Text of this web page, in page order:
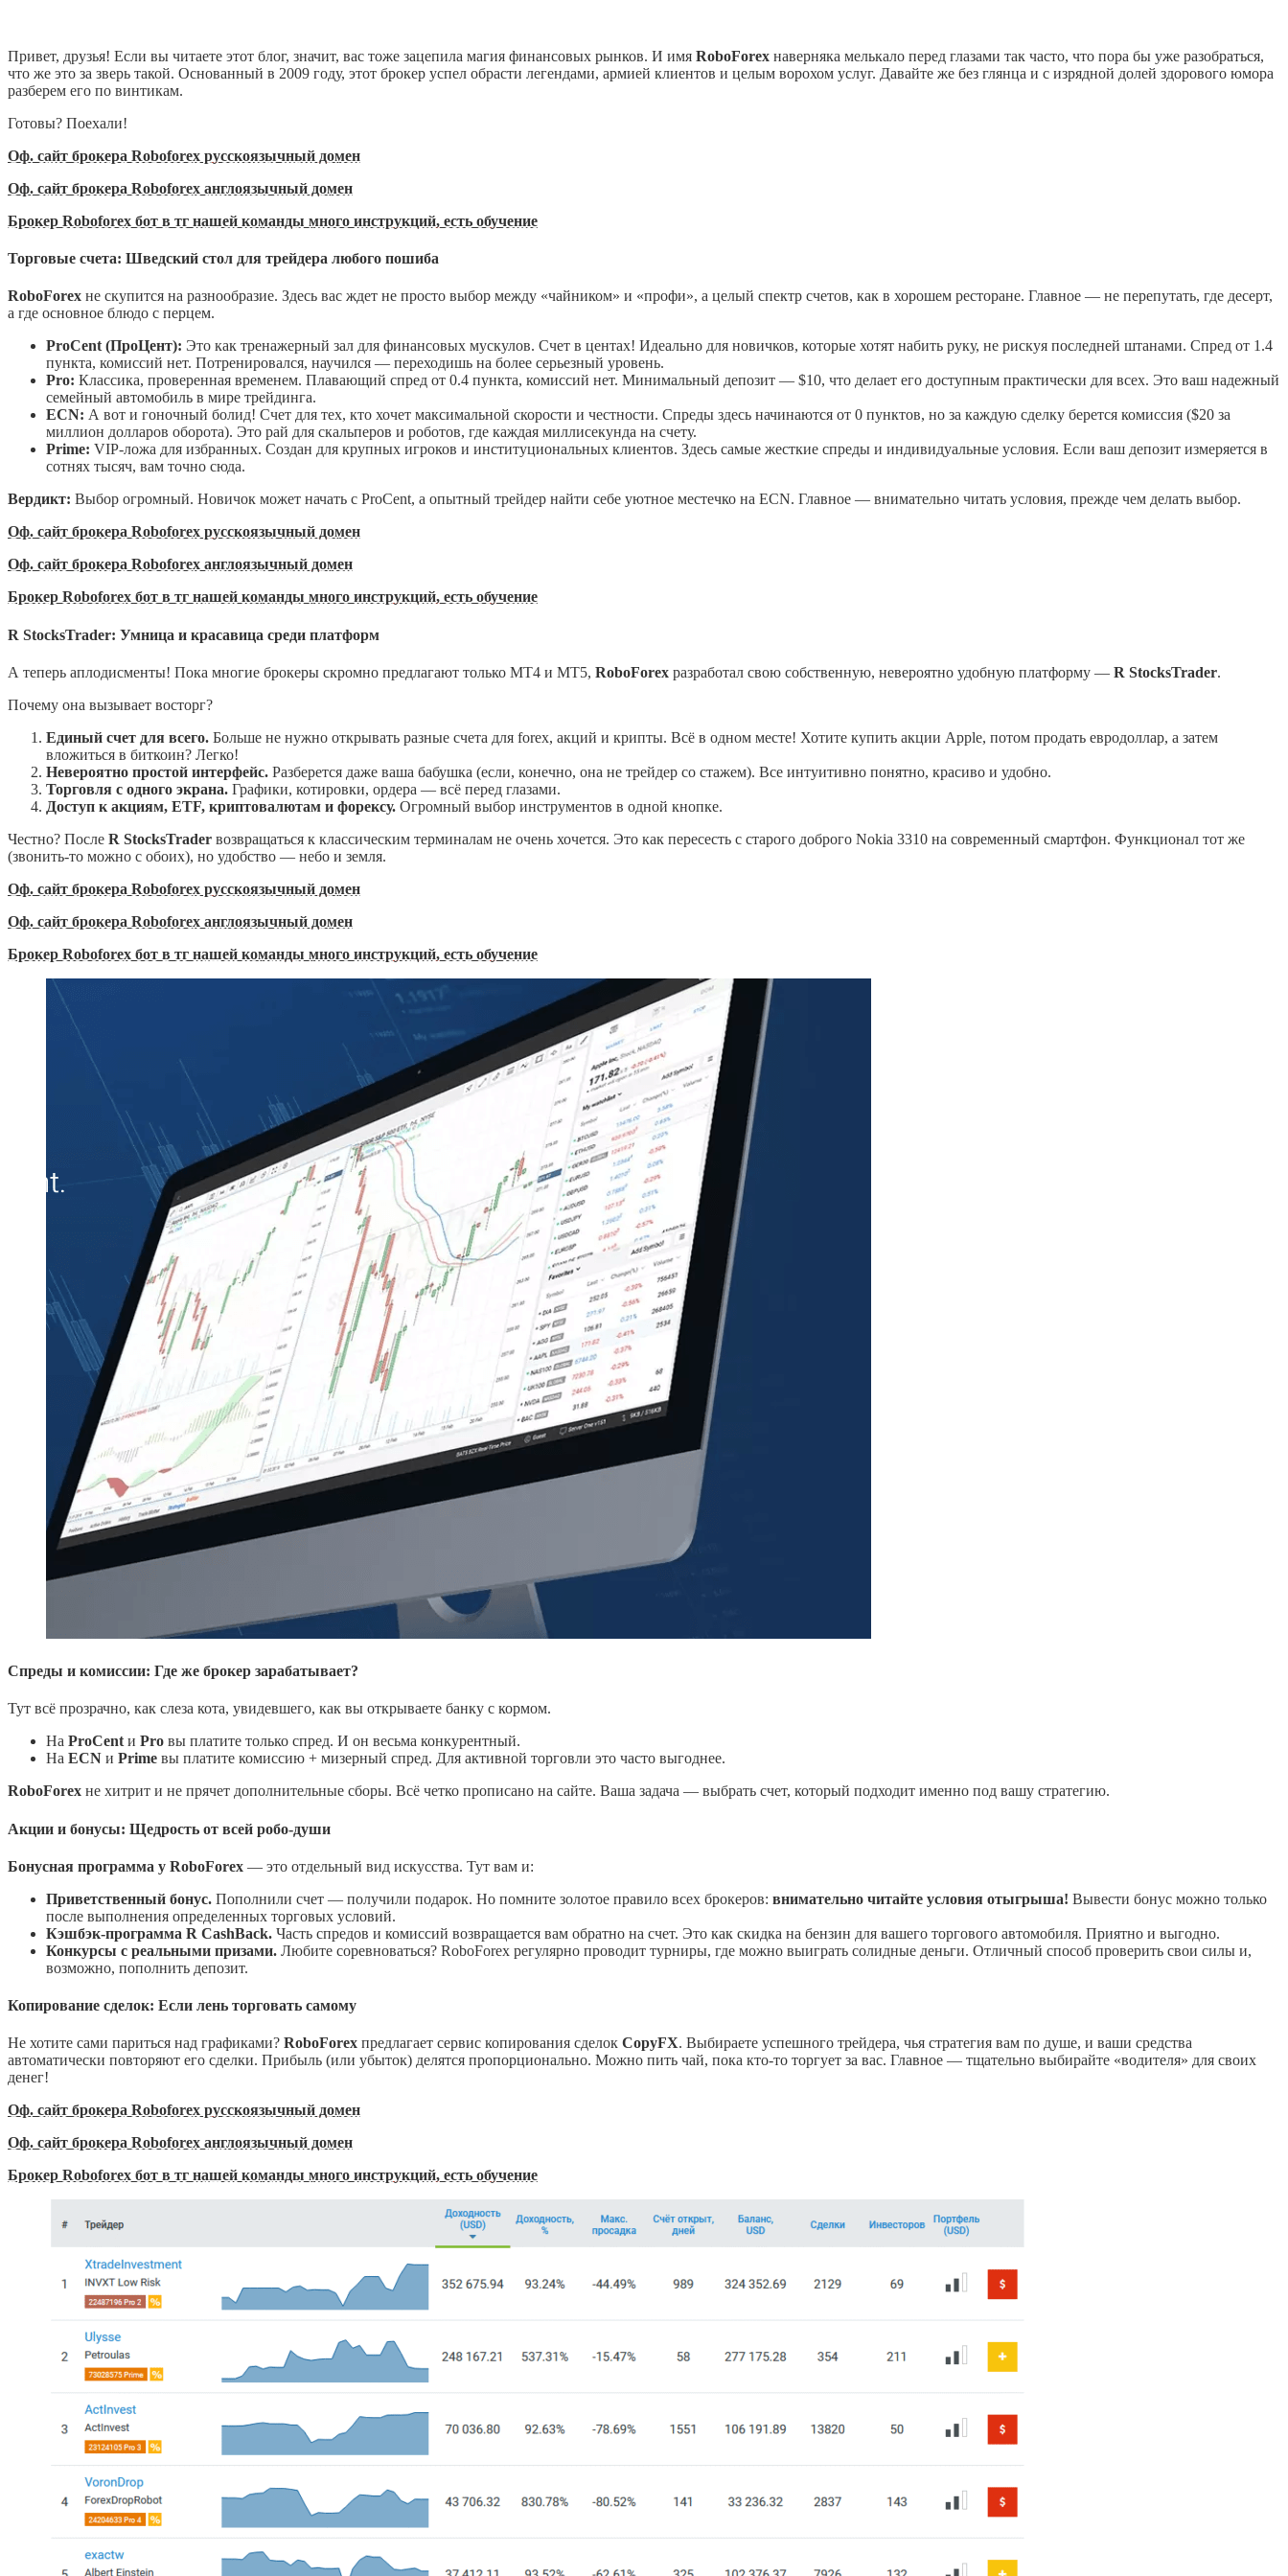
Привет, друзья! Если вы читаете этот блог, значит, вас тоже зацепила магия финансовых рынков. И имя RoboForex наверняка мелькало перед глазами так часто, что пора бы уже разобраться,
что же это за зверь такой. Основанный в 2009 году, этот брокер успел обрасти легендами, армией клиентов и целым ворохом услуг. Давайте же без глянца и с изрядной долей здорового юмора
разберем его по винтикам.
Готовы? Поехали!
Оф. сайт брокера Roboforex русскоязычный домен
Оф. сайт брокера Roboforex англоязычный домен
Брокер Roboforex бот в тг нашей команды много инструкций, есть обучение
Торговые счета: Шведский стол для трейдера любого пошиба
RoboForex не скупится на разнообразие. Здесь вас ждет не просто выбор между «чайником» и «профи», а целый спектр счетов, как в хорошем ресторане. Главное — не перепутать, где десерт,
а где основное блюдо с перцем.
ProCent (ПроЦент): Это как тренажерный зал для финансовых мускулов. Счет в центах! Идеально для новичков, которые хотят набить руку, не рискуя последней штанами. Спред от 1.4
пункта, комиссий нет. Потренировался, научился — переходишь на более серьезный уровень.
Pro: Классика, проверенная временем. Плавающий спред от 0.4 пункта, комиссий нет. Минимальный депозит — $10, что делает его доступным практически для всех. Это ваш надежный
семейный автомобиль в мире трейдинга.
ECN: А вот и гоночный болид! Счет для тех, кто хочет максимальной скорости и честности. Спреды здесь начинаются от 0 пунктов, но за каждую сделку берется комиссия ($20 за
миллион долларов оборота). Это рай для скальперов и роботов, где каждая миллисекунда на счету.
Prime: VIP-ложа для избранных. Создан для крупных игроков и институциональных клиентов. Здесь самые жесткие спреды и индивидуальные условия. Если ваш депозит измеряется в
сотнях тысяч, вам точно сюда.
Вердикт: Выбор огромный. Новичок может начать с ProCent, а опытный трейдер найти себе уютное местечко на ECN. Главное — внимательно читать условия, прежде чем делать выбор.
Оф. сайт брокера Roboforex русскоязычный домен
Оф. сайт брокера Roboforex англоязычный домен
Брокер Roboforex бот в тг нашей команды много инструкций, есть обучение
R StocksTrader: Умница и красавица среди платформ
А теперь аплодисменты! Пока многие брокеры скромно предлагают только MT4 и MT5, RoboForex разработал свою собственную, невероятно удобную платформу — R StocksTrader.
Почему она вызывает восторг?
Единый счет для всего. Больше не нужно открывать разные счета для forex, акций и крипты. Всё в одном месте! Хотите купить акции Apple, потом продать евродоллар, а затем
вложиться в биткоин? Легко!
Невероятно простой интерфейс. Разберется даже ваша бабушка (если, конечно, она не трейдер со стажем). Все интуитивно понятно, красиво и удобно.
Торговля с одного экрана. Графики, котировки, ордера — всё перед глазами.
Доступ к акциям, ETF, криптовалютам и форексу. Огромный выбор инструментов в одной кнопке.
Честно? После R StocksTrader возвращаться к классическим терминалам не очень хочется. Это как пересесть с старого доброго Nokia 3310 на современный смартфон. Функционал тот же
(звонить-то можно с обоих), но удобство — небо и земля.
Оф. сайт брокера Roboforex русскоязычный домен
Оф. сайт брокера Roboforex англоязычный домен
Брокер Roboforex бот в тг нашей команды много инструкций, есть обучение
Спреды и комиссии: Где же брокер зарабатывает?
Тут всё прозрачно, как слеза кота, увидевшего, как вы открываете банку с кормом.
На ProCentи Pro вы платите только спред. И он весьма конкурентный.
На ECN и Prime вы платите комиссию + мизерный спред. Для активной торговли это часто выгоднее.
RoboForex не хитрит и не прячет дополнительные сборы. Всё четко прописано на сайте. Ваша задача — выбрать счет, который подходит именно под вашу стратегию.
Акции и бонусы: Щедрость от всей робо-души
Бонусная программа у RoboForex — это отдельный вид искусства. Тут вам и:
Приветственный бонус. Пополнили счет — получили подарок. Но помните золотое правило всех брокеров: внимательно читайте условия отыгрыша! Вывести бонус можно только
после выполнения определенных торговых условий.
Кэшбэк-программа R CashBack. Часть спредов и комиссий возвращается вам обратно на счет. Это как скидка на бензин для вашего торгового автомобиля. Приятно и выгодно.
Конкурсы с реальными призами. Любите соревноваться? RoboForex регулярно проводит турниры, где можно выиграть солидные деньги. Отличный способ проверить свои силы и,
возможно, пополнить депозит.
Копирование сделок: Если лень торговать самому
Не хотите сами париться над графиками? RoboForex предлагает сервис копирования сделок CopyFX. Выбираете успешного трейдера, чья стратегия вам по душе, и ваши средства
автоматически повторяют его сделки. Прибыль (или убыток) делятся пропорционально. Можно пить чай, пока кто-то торгует за вас. Главное — тщательно выбирайте «водителя» для своих
денег!
Оф. сайт брокера Roboforex русскоязычный домен
Оф. сайт брокера Roboforex англоязычный домен
Брокер Roboforex бот в тг нашей команды много инструкций, есть обучение